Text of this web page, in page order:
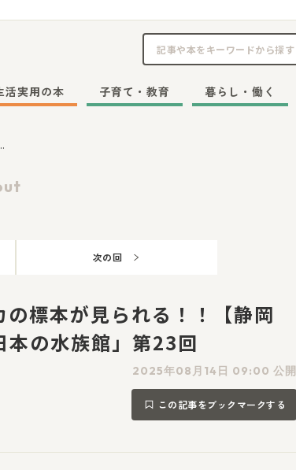
活実用の本 子育て・教育 暮らし・働く
次の回
標本が見られる！！【静岡
の水族館」第23回
2025年08月14日 09:00 公開
この記事をブックマークする